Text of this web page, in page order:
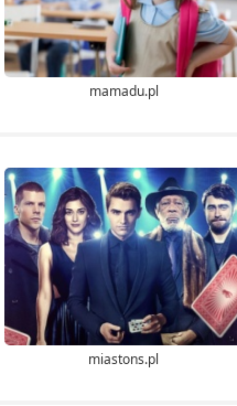
mamadu.pl
miastons.pl